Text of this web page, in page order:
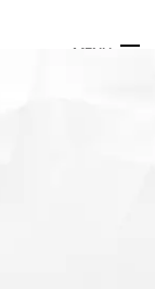
MENU